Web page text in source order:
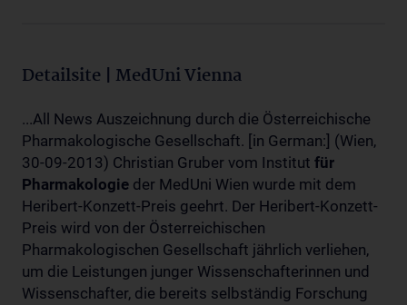
Detailsite | MedUni Vienna
...All News Auszeichnung durch die Österreichische
Pharmakologische Gesellschaft. [in German:] (Wien,
30-09-2013) Christian Gruber vom Institut für
Pharmakologie der MedUni Wien wurde mit dem
Heribert-Konzett-Preis geehrt. Der Heribert-Konzett-
Preis wird von der Österreichischen
Pharmakologischen Gesellschaft jährlich verliehen,
um die Leistungen junger Wissenschafterinnen und
Wissenschafter, die bereits selbständig Forschung